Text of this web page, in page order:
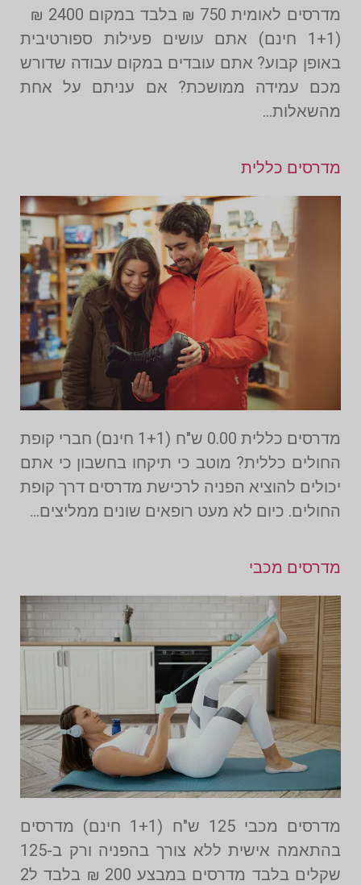
מדרסים לאומית 750 ₪ בלבד במקום 2400 ₪
(1+1 חינם) אתם עושים פעילות ספורטיבית
באופן קבוע? אתם עובדים במקום עבודה שדורש
מכם עמידה ממושכת? אם עניתם על אחת
מהשאלות…
מדרסים כללית
מדרסים כללית 0.00 ש"ח (1+1 חינם) חברי קופת
החולים כללית? מוטב כי תיקחו בחשבון כי אתם
יכולים להוציא הפניה לרכישת מדרסים דרך קופת
החולים. כיום לא מעט רופאים שונים ממליצים…
מדרסים מכבי
מדרסים מכבי 125 ש"ח (1+1 חינם) מדרסים
בהתאמה אישית ללא צורך בהפניה ורק ב-125
שקלים בלבד מדרסים במבצע 200 ₪ בלבד ל2